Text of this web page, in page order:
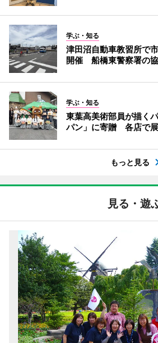
学ぶ・知る
津田沼自動車教習所で
開催 船橋東警察署の
学ぶ・知る
東葉高美術部員が描く
パン」に寄贈 各店で
もっと見る
見る・遊